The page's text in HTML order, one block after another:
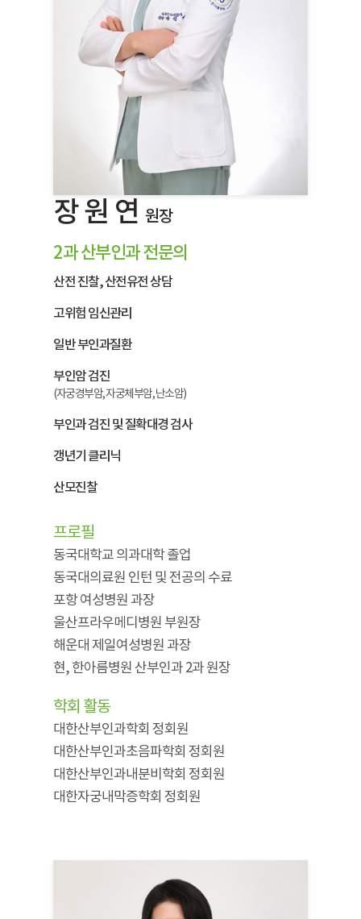
장 원 연원장
2과 산부인과 전문의
산전 진찰, 산전유전 상담
고위험 임신관리
일반 부인과질환
부인암 검진
(자궁경부암, 자궁체부암, 난소암)
부인과 검진 및 질확대경 검사
갱년기 클리닉
산모진찰
프로필
동국대학교 의과대학 졸업
동국대의료원 인턴 및 전공의 수료
포항 여성병원 과장
울산프라우메디병원 부원장
해운대 제일여성병원 과장
현, 한아름병원 산부인과 2과 원장
학회 활동
대한산부인과학회 정회원
대한산부인과초음파학회 정회원
대한산부인과내분비학회 정회원
대한자궁내막증학회 정회원